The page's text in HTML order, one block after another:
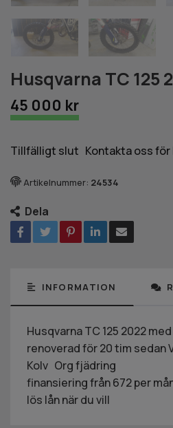
Husqvarna TC 125
45 000 kr
Tillfälligt slut Kontakta oss för
Artikelnummer: 24534
Dela
INFORMATION
Husqvarna TC 125 2022
renoverad för 20 tim sedan
Kolv Org fjädring
finansiering från 672 per
lös lån när du vill